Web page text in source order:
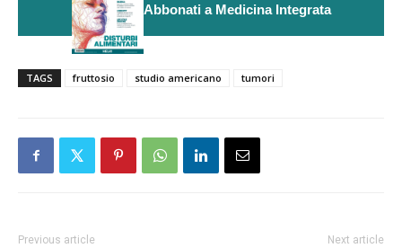
Abbonati a Medicina Integrata
TAGS fruttosio studio americano tumori
Previous article Next article